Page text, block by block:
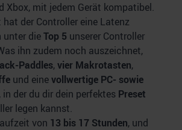
Xbox, mit jedem Gerät kompatibel.
hat der Controller eine Latenz
unter dieTop 5 unserer Controller
ihn zudem noch auszeichnet,
Paddles,vier Makrotasten,
und einevollwertige PC- sowie
, in der du dir dein perfektes Preset
legen kannst.
von 13 bis 17 Stunden, und